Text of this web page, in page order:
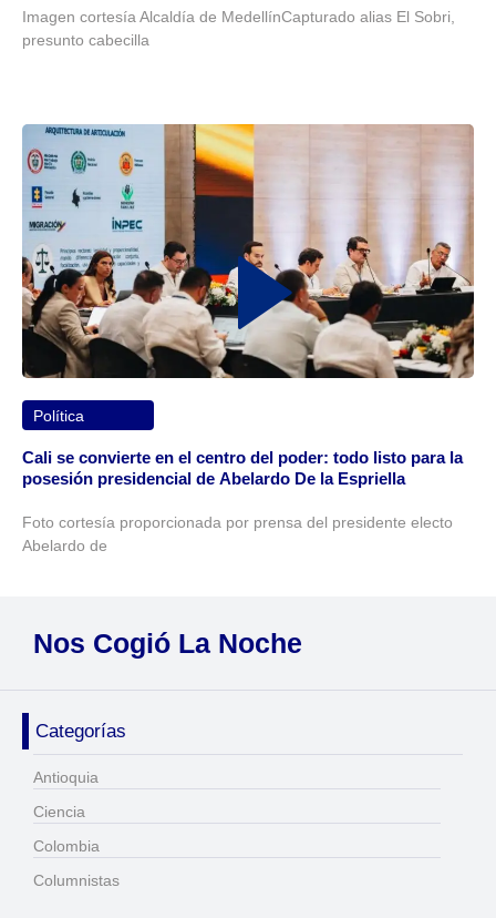
Imagen cortesía Alcaldía de MedellínCapturado alias El Sobri,
presunto cabecilla
Política
Cali se convierte en el centro del poder: todo listo para la
posesión presidencial de Abelardo De la Espriella
Foto cortesía proporcionada por prensa del presidente electo
Abelardo de
Nos Cogió La Noche
Categorías
Antioquia
Ciencia
Colombia
Columnistas